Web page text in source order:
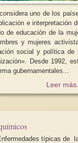
uno de los
e interpretación
de educación de la
y mujeres
social y política de
Desde 1992,
gubernamentales...
Leer
típicas de